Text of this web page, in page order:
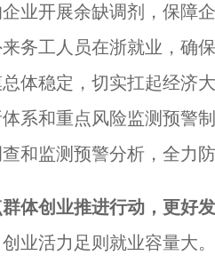
业开展余缺调剂，保障
务工人员在浙就业，确
体稳定，切实扛起经济
系和重点风险监测预警
和监测预警分析，全力
体创业推进行动，更好
业活力足则就业容量大